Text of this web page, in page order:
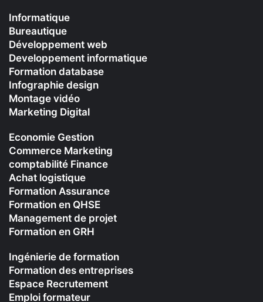
Informatique
Bureautique
Développement web
Developpement informatique
Formation database
Infographie design
Montage vidéo
Marketing Digital
Economie Gestion
Commerce Marketing
comptabilité Finance
Achat logistique
Formation Assurance
Formation en QHSE
Management de projet
Formation en GRH
Ingénierie de formation
Formation des entreprises
Espace Recrutement
Emploi formateur